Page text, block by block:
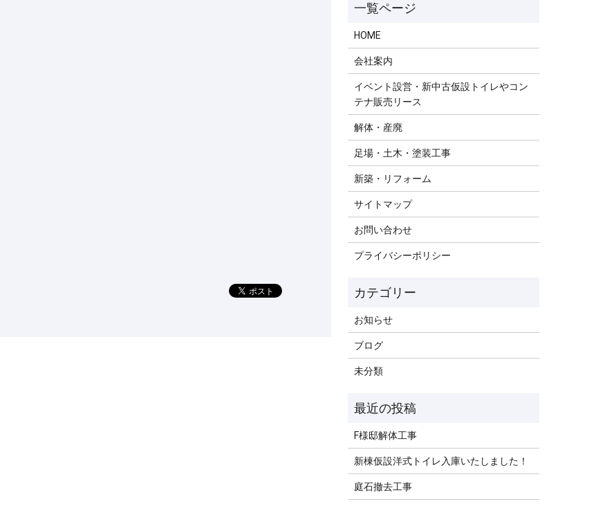
HOME
会社案内
イベント設営・新中古仮設トイレやコン
テナ販売リース
解体・産廃
足場・土木・塗装工事
新築・リフォーム
サイトマップ
お問い合わせ
プライバシーポリシー
お知らせ
ブログ
未分類
F様邸解体工事
新棟仮設洋式トイレ入庫いたしました！
庭石撤去工事